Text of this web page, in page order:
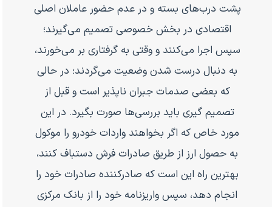
پشت درب‌های بسته و در عدم حضور عاملان اصلی
اقتصادی در بخش خصوصی تصمیم می‌گیرند؛
سپس اجرا می‌کنند و وقتی به گرفتاری بر می‌خورند،
به دنبال درست شدن وضعیت می‌گردند؛ در حالی
که بعضی صدمات جبران ناپذیر است و قبل از
تصمیم گیری باید بررسی‌ها صورت بگیرد. در این
مورد خاص که اگر بخواهند واردات خودرو را موکول
به حصول ارز از طریق صادرات فرش دستباف کنند،
بهترین راه این است که صادرکننده صادرات خود را
انجام دهد، سپس واریزنامه خود را از بانک مرکزی